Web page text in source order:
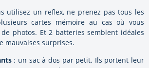
utilisez un reflex, ne prenez pas tous les
cartes mémoire au cas où vous
photos. Et 2 batteries semblent idéales
mauvaises surprises.
: un sac à dos par petit. Ils portent leur